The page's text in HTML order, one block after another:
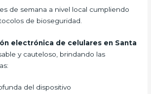
de semana a nivel local cumpliendo
de bioseguridad.
electrónica de celulares en Santa
y cauteloso, brindando las
del dispositivo